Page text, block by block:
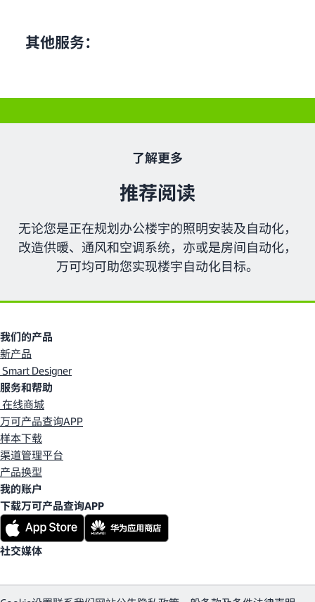
其他服务：
了解更多
推荐阅读
无论您是正在规划办公楼宇的照明安装及自动化，
改造供暖、通风和空调系统，亦或是房间自动化，
万可均可助您实现楼宇自动化目标。
我们的产品
新产品
Smart Designer
服务和帮助
在线商城
万可产品查询APP
样本下载
渠道管理平台
产品换型
我的账户
下载万可产品查询APP
社交媒体